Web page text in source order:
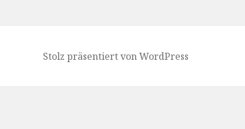
Stolz präsentiert von WordPress